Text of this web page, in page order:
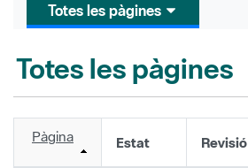
Totes les pàgines
Totes les pàgines
Pàgina Estat Revisió